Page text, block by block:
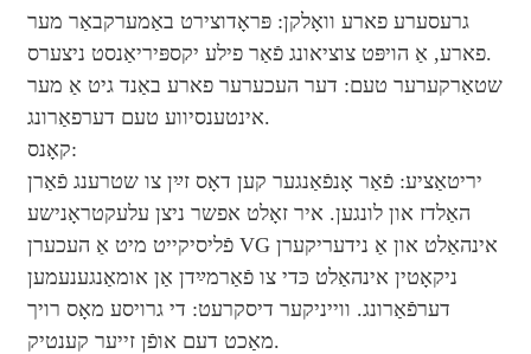
גרעסערע פארע וואָלקן: פּראָדוצירט באַמערקבאַר מער
פארע, אַ הויפּט צוציאונג פֿאַר פילע יקספּיריאַנסט ניצערס.
שטאַרקערער טעם: דער העכערער פארע באַנד גיט אַ מער
אינטענסיווע טעם דערפאַרונג.
קאָנס:
יריטאַציע: פֿאַר אָנפֿאַנגער קען דאָס זײַן צו שטרענג פֿאַרן
האַלדז און לונגען. איר זאָלט אפשר ניצן עלעקטראָנישע
פֿליסיקייט מיט אַ העכערן VG אינהאַלט און אַ נידעריקערן
ניקאָטין אינהאַלט כּדי צו פֿאַרמײַדן אַן אומאַנגענעמען
דערפֿאַרונג. ווייניקער דיסקרעט: די גרויסע מאָס רויך
מאַכט דעם אופֿן זייער קענטיק.